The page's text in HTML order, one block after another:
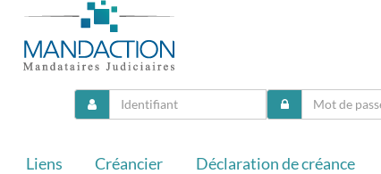
Liens Créancier Déclaration de créance